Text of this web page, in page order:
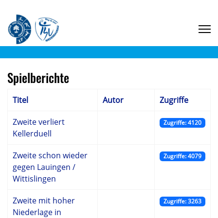
Spielberichte
Titel Autor Zugriffe
Zweite verliert
Kellerduell
Zugriffe: 4120
Zweite schon wieder
gegen Lauingen /
Wittislingen
Zugriffe: 4079
Zweite mit hoher
Niederlage in
Zugriffe: 3263